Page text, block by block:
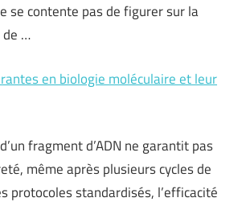
se contente pas de figurer sur la
de …
en biologie moléculaire et leur
fragment d’ADN ne garantit pas
même après plusieurs cycles de
protocoles standardisés, l’efficacité